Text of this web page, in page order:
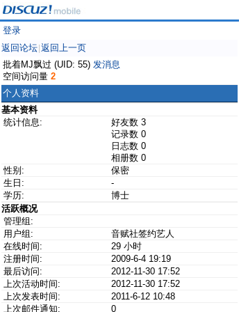
登录
返回论坛 返回上一页
批着MJ飘过 (UID: 55) 发消息
空间访问量 2
个人资料
基本资料
统计信息:
好友数 3
记录数 0
日志数 0
相册数 0
性别:
保密
生日:
-
学历:
博士
活跃概况
管理组:
用户组:
音赋社签约艺人
在线时间:
29 小时
注册时间:
2009-6-4 19:19
最后访问:
2012-11-30 17:52
上次活动时间:
2012-11-30 17:52
上次发表时间:
2011-6-12 10:48
上次邮件通知:
0